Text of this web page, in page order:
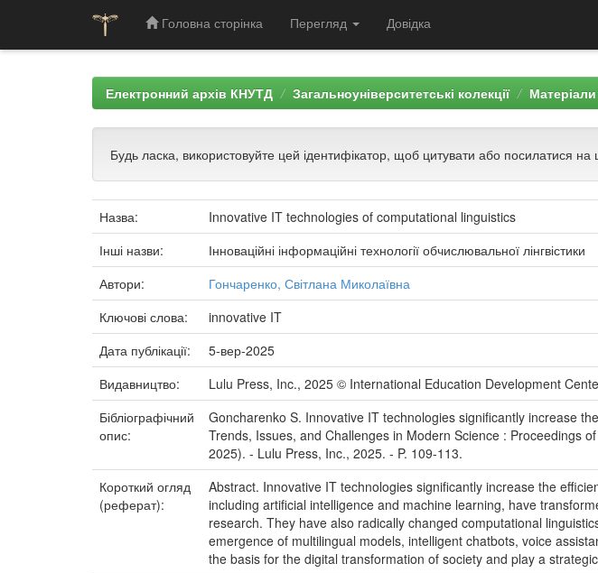
Головна сторінка Перегляд Довідка
Електронний архів КНУТД Загальноуніверситетські колекції
Будь ласка, використовуйте цей ідентифікатор, щоб цитувати або посилатися на
Назва:
Innovative IT technologies of computational linguistics
Інші назви:
Інноваційні інформаційні технології обчислювальної лінгвістики
Автори:
Гончаренко, Світлана Миколаївна
Ключові слова:
innovative IT
Дата публікації:
5-вер-2025
Видавництво:
Lulu Press, Inc., 2025 © International Education Development
Бібліографічний
опис:
Goncharenko S. Innovative IT technologies significantly increase
Trends, Issues, and Challenges in Modern Science : Proceedings
2025). - Lulu Press, Inc., 2025. - P. 109-113.
Короткий огляд
(реферат):
Abstract. Innovative IT technologies significantly increase the
including artificial intelligence and machine learning, have
research. They have also radically changed computational
emergence of multilingual models, intelligent chatbots, voice
the basis for the digital transformation of society and play a